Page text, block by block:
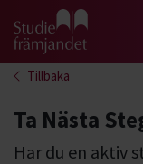
Gå till
Tillbaka
Ta Nästa
Har du en aktiv